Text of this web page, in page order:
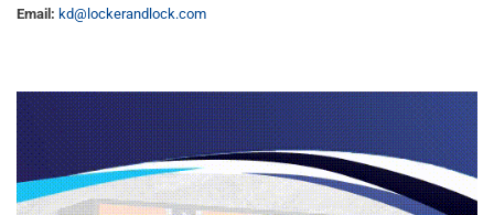
Email: kd@lockerandlock.com